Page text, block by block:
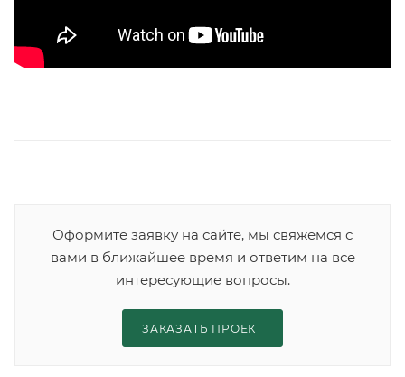
Оформите заявку на сайте, мы свяжемся с
вами в ближайшее время и ответим на все
интересующие вопросы.
ЗАКАЗАТЬ ПРОЕКТ